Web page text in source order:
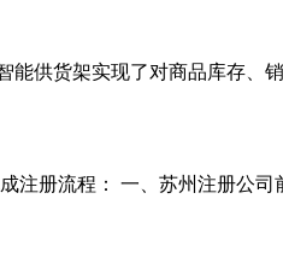
供货架实现了对商品库存、
注册流程： 一、苏州注册公司